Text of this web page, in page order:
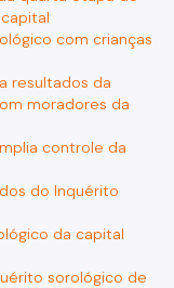
com crianças
resultados da
moradores da
controle da
do Inquérito
da capital
sorológico de